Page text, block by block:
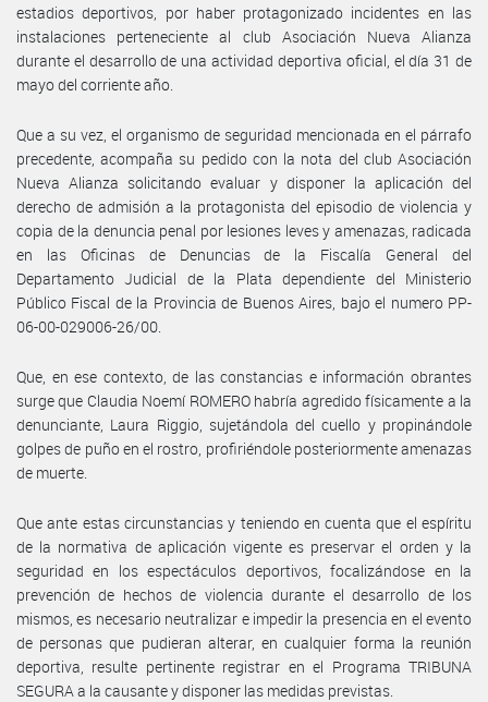
estadios deportivos, por haber protagonizado incidentes en las
instalaciones perteneciente al club Asociación Nueva Alianza
durante el desarrollo de una actividad deportiva oficial, el día 31 de
mayo del corriente año.
Que a su vez, el organismo de seguridad mencionada en el párrafo
precedente, acompaña su pedido con la nota del club Asociación
Nueva Alianza solicitando evaluar y disponer la aplicación del
derecho de admisión a la protagonista del episodio de violencia y
copia de la denuncia penal por lesiones leves y amenazas, radicada
en las Oficinas de Denuncias de la Fiscalía General del
Departamento Judicial de la Plata dependiente del Ministerio
Público Fiscal de la Provincia de Buenos Aires, bajo el numero PP-
06-00-029006-26/00.
Que, en ese contexto, de las constancias e información obrantes
surge que Claudia Noemí ROMERO habría agredido físicamente a la
denunciante, Laura Riggio, sujetándola del cuello y propinándole
golpes de puño en el rostro, profiriéndole posteriormente amenazas
de muerte.
Que ante estas circunstancias y teniendo en cuenta que el espíritu
de la normativa de aplicación vigente es preservar el orden y la
seguridad en los espectáculos deportivos, focalizándose en la
prevención de hechos de violencia durante el desarrollo de los
mismos, es necesario neutralizar e impedir la presencia en el evento
de personas que pudieran alterar, en cualquier forma la reunión
deportiva, resulte pertinente registrar en el Programa TRIBUNA
SEGURA a la causante y disponer las medidas previstas.